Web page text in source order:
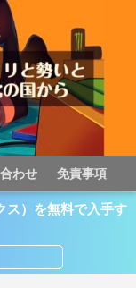
わせ 免責事項
ス）を無料で入手す